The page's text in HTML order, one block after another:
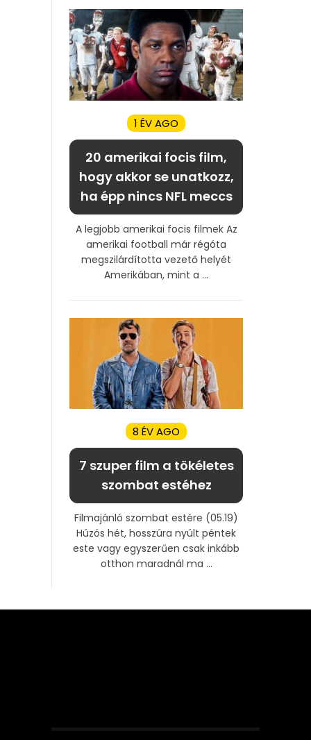
1 ÉV AGO
20 amerikai focis film,
hogy akkor se unatkozz,
ha épp nincs NFL meccs
A legjobb amerikai focis filmek Az
amerikai football már régóta
megszilárdította vezető helyét
Amerikában, mint a ...
8 ÉV AGO
7 szuper film a tökéletes
szombat estéhez
Filmajánló szombat estére (05.19)
Húzós hét, hosszúra nyúlt péntek
este vagy egyszerűen csak inkább
otthon maradnál ma ...